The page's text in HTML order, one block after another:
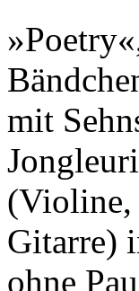
mit
(Violine,
Gitarre)
ohne